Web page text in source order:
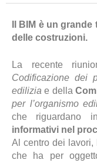
Il BIM è un
delle costruzioni.
La recente
Codificazione dei
edilizia e della
per l’organismo
che riguardano
informativi nel
Al centro dei
che ha per